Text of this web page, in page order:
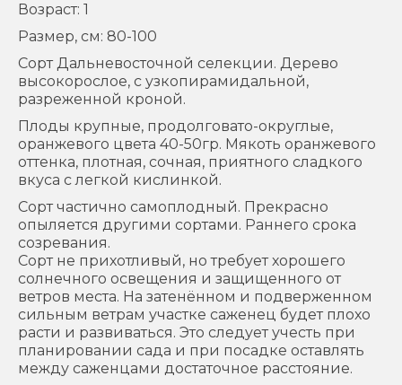
Возраст: 1
Размер, см: 80-100
Сорт Дальневосточной селекции. Дерево
высокорослое, с узкопирамидальной,
разреженной кроной.
Плоды крупные, продолговато-округлые,
оранжевого цвета 40-50гр. Мякоть оранжевого
оттенка, плотная, сочная, приятного сладкого
вкуса с легкой кислинкой.
Сорт частично самоплодный. Прекрасно
опыляется другими сортами. Раннего срока
созревания.
Сорт не прихотливый, но требует хорошего
солнечного освещения и защищенного от
ветров места. На затенённом и подверженном
сильным ветрам участке саженец будет плохо
расти и развиваться. Это следует учесть при
планировании сада и при посадке оставлять
между саженцами достаточное расстояние.